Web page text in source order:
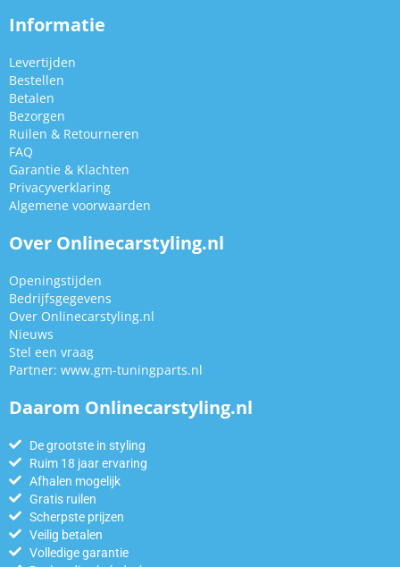
Informatie
Levertijden
Bestellen
Betalen
Bezorgen
Ruilen & Retourneren
FAQ
Garantie & Klachten
Privacyverklaring
Algemene voorwaarden
Over Onlinecarstyling.nl
Openingstijden
Bedrijfsgegevens
Over Onlinecarstyling.nl
Nieuws
Stel een vraag
Partner: www.gm-tuningparts.nl
Daarom Onlinecarstyling.nl
De grootste in styling
Ruim 18 jaar ervaring
Afhalen mogelijk
Gratis ruilen
Scherpste prijzen
Veilig betalen
Volledige garantie